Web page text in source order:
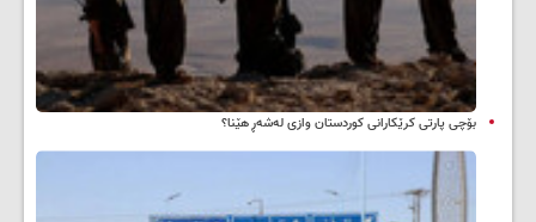
بۆچی پارتی کرێکارانی کوردستان وازی لەشەڕ هێنا؟